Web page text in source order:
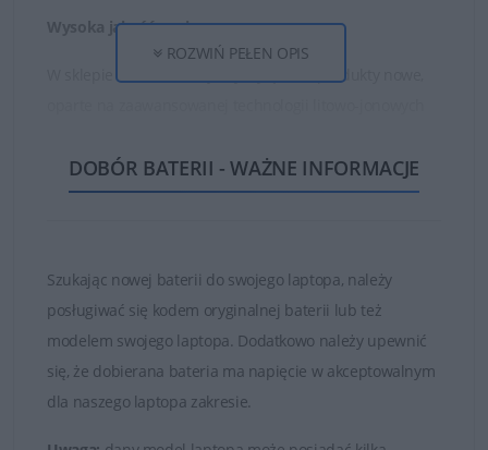
Wysoka jakość ogniw
W sklepie DELL24 oferujemy wyłącznie produkty nowe,
Dzięki temu zakupione baterie są w stanie działać długo
i bezawaryjnie.
są bardzo słabej jakości!
Baterie, które znajduje się w ofercie sklepu DELL24 są
oryginalnymi częściami zamiennymi lub wysokiej jakości
zamiennikami takich firm jak Dell, Green Cell czy
Whitenergy. Tylko markowe produkty spełniają
najwyższe standardy jakości i posiadają certyfikaty FCC,
ROZWIŃ PEŁEN OPIS
DOBÓR BATERII - WAŻNE INFORMACJE
Szukając nowej baterii do swojego laptopa, należy
posługiwać się kodem oryginalnej baterii lub też
modelem swojego laptopa. Dodatkowo należy upewnić
się, że dobierana bateria ma napięcie w akceptowalnym
dla naszego laptopa zakresie.